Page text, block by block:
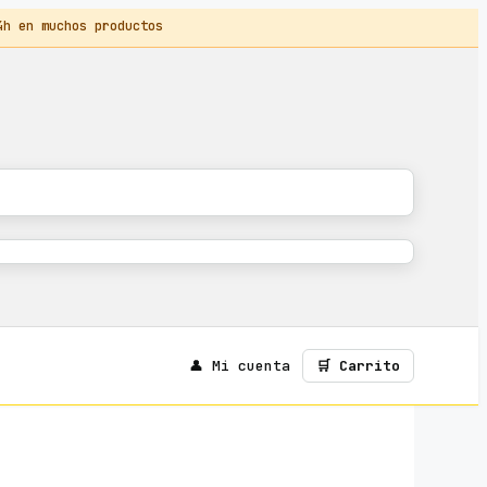
muchos productos
👤 Mi cuenta 🛒 Carrito